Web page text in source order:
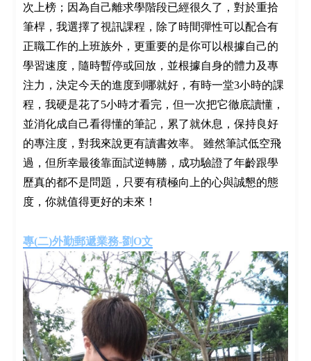
次上榜；因為自己離求學階段已經很久了，對於重拾
筆桿，我選擇了視訊課程，除了時間彈性可以配合有
正職工作的上班族外，更重要的是你可以根據自己的
學習速度，隨時暫停或回放，並根據自身的體力及專
注力，決定今天的進度到哪就好，有時一堂3小時的課
程，我硬是花了5小時才看完，但一次把它徹底讀懂，
並消化成自己看得懂的筆記，累了就休息，保持良好
的專注度，對我來說更有讀書效率。 雖然筆試低空飛
過，但所幸最後靠面試逆轉勝，成功驗證了年齡跟學
歷真的都不是問題，只要有積極向上的心與誠懇的態
度，你就值得更好的未來！
專(二)外勤郵遞業務-劉O文